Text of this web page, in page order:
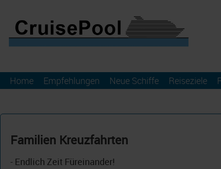
Home Empfehlungen Neue Schiffe Reiseziele
Familien Kreuzfahrten
- Endlich Zeit Füreinander!